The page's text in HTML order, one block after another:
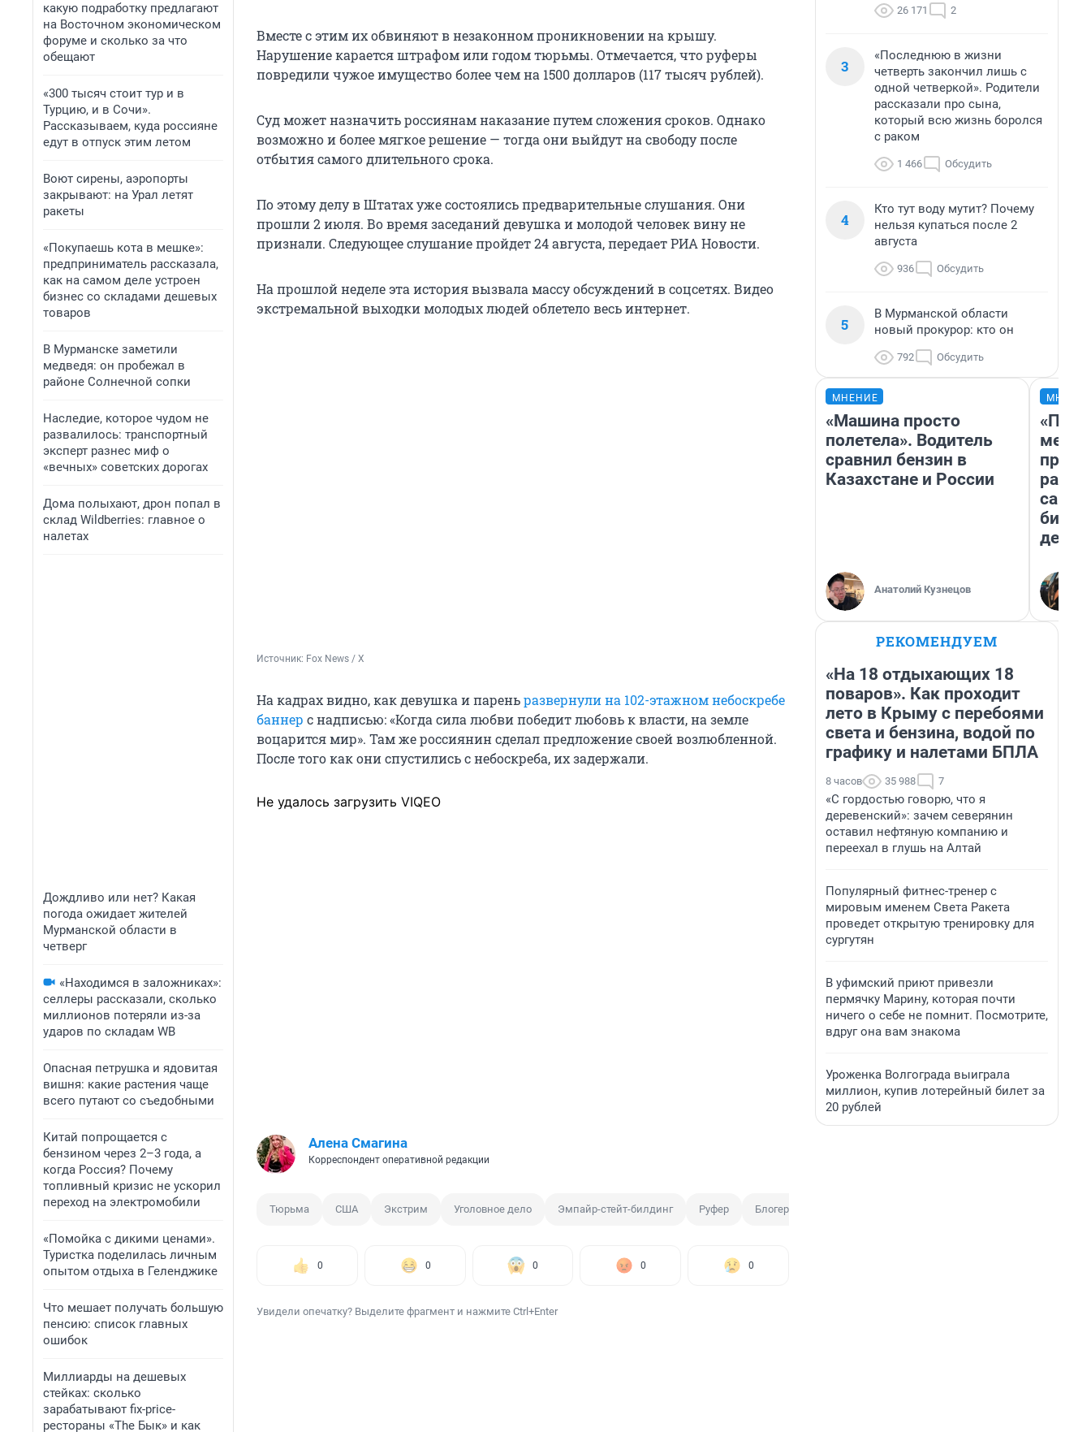
какую подработку предлагают
на Восточном экономическом
форуме и сколько за что
обещают
«300 тысяч стоит тур и в
Турцию, и в Сочи».
Рассказываем, куда россияне
едут в отпуск этим летом
Воют сирены, аэропорты
закрывают: на Урал летят
ракеты
«Покупаешь кота в мешке»:
предприниматель рассказала,
как на самом деле устроен
бизнес со складами дешевых
товаров
В Мурманске заметили
медведя: он пробежал в
районе Солнечной сопки
Наследие, которое чудом не
развалилось: транспортный
эксперт разнес миф о
«вечных» советских дорогах
Дома полыхают, дрон попал в
склад Wildberries: главное о
налетах
Дождливо или нет? Какая
погода ожидает жителей
Мурманской области в
четверг
«Находимся в заложниках»:
селлеры рассказали, сколько
миллионов потеряли из-за
ударов по складам WB
Опасная петрушка и ядовитая
вишня: какие растения чаще
всего путают со съедобными
Китай попрощается с
бензином через 2–3 года, а
когда Россия? Почему
топливный кризис не ускорил
переход на электромобили
«Помойка с дикими ценами».
Туристка поделилась личным
опытом отдыха в Геленджике
Что мешает получать большую
пенсию: список главных
ошибок
Миллиарды на дешевых
стейках: сколько
зарабатывают fix-price-
рестораны «The Бык» и как
Вместе с этим их обвиняют в незаконном проникновении на крышу.
Нарушение карается штрафом или годом тюрьмы. Отмечается, что руферы
повредили чужое имущество более чем на 1500 долларов (117 тысяч рублей).
Суд может назначить россиянам наказание путем сложения сроков. Однако
возможно и более мягкое решение — тогда они выйдут на свободу после
отбытия самого длительного срока.
По этому делу в Штатах уже состоялись предварительные слушания. Они
прошли 2 июля. Во время заседаний девушка и молодой человек вину не
признали. Следующее слушание пройдет 24 августа, передает РИА Новости.
На прошлой неделе эта история вызвала массу обсуждений в соцсетях. Видео
экстремальной выходки молодых людей облетело весь интернет.
Источник: Fox News / X
На кадрах видно, как девушка и пареньразвернули на 102-этажном небоскребе
баннер с надписью: «Когда сила любви победит любовь к власти, на земле
воцарится мир». Там же россиянин сделал предложение своей возлюбленной.
После того как они спустились с небоскреба, их задержали.
Не удалось загрузить VIQEO
Алена Смагина
Корреспондент оперативной редакции
Тюрьма США Экстрим Уголовное дело Эмпайр-стейт-билдинг Руфер Блогер
0 0 0 0 0
Увидели опечатку? Выделите фрагмент и нажмите Ctrl+Enter
26 171 2
3
«Последнюю в жизни
четверть закончил лишь с
одной четверкой». Родители
рассказали про сына,
который всю жизнь боролся
с раком
1 466 Обсудить
4
Кто тут воду мутит? Почему
нельзя купаться после 2
августа
936 Обсудить
5
В Мурманской области
новый прокурор: кто он
792 Обсудить
МНЕНИЕ
«Машина просто
полетела». Водитель
сравнил бензин в
Казахстане и России
Анатолий Кузнецов
РЕКОМЕНДУЕМ
«На 18 отдыхающих 18
поваров». Как проходит
лето в Крыму с перебоями
света и бензина, водой по
графику и налетами БПЛА
8 часов 35 988 7
«С гордостью говорю, что я
деревенский»: зачем северянин
оставил нефтяную компанию и
переехал в глушь на Алтай
Популярный фитнес-тренер с
мировым именем Света Ракета
проведет открытую тренировку для
сургутян
В уфимский приют привезли
пермячку Марину, которая почти
ничего о себе не помнит. Посмотрите,
вдруг она вам знакома
Уроженка Волгограда выиграла
миллион, купив лотерейный билет за
20 рублей